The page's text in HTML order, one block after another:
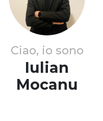
Ciao, io sono
Iulian
Mocanu